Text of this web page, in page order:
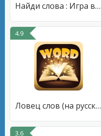
Найди слова : Игра в филворды
4.9
Ловец слов (на русском)
3.6